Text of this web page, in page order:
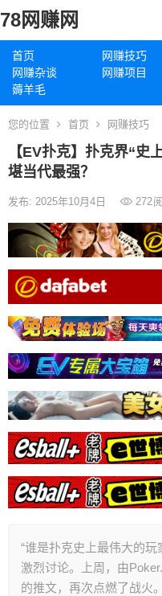
78网赚网
首页 网赚技巧
网赚杂谈
网赚项目
薅羊毛
您的位置 首页 网赚技巧
【EV扑克】扑克界“史
堪当代最强？
发布: 2025年10月4日 272
“谁是扑克史上最伟大的
激烈讨论。上周，由
的推文，再次点燃了战火。